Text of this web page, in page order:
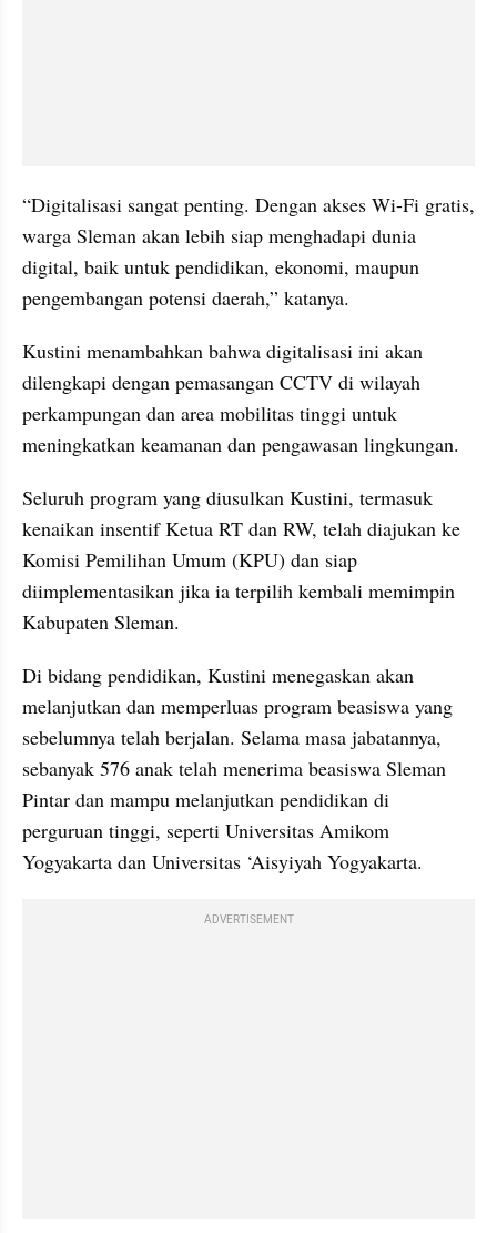
“Digitalisasi sangat penting. Dengan akses Wi-Fi gratis,
warga Sleman akan lebih siap menghadapi dunia
digital, baik untuk pendidikan, ekonomi, maupun
pengembangan potensi daerah,” katanya.
Kustini menambahkan bahwa digitalisasi ini akan
dilengkapi dengan pemasangan CCTV di wilayah
perkampungan dan area mobilitas tinggi untuk
meningkatkan keamanan dan pengawasan lingkungan.
Seluruh program yang diusulkan Kustini, termasuk
kenaikan insentif Ketua RT dan RW, telah diajukan ke
Komisi Pemilihan Umum (KPU) dan siap
diimplementasikan jika ia terpilih kembali memimpin
Kabupaten Sleman.
Di bidang pendidikan, Kustini menegaskan akan
melanjutkan dan memperluas program beasiswa yang
sebelumnya telah berjalan. Selama masa jabatannya,
sebanyak 576 anak telah menerima beasiswa Sleman
Pintar dan mampu melanjutkan pendidikan di
perguruan tinggi, seperti Universitas Amikom
Yogyakarta dan Universitas ‘Aisyiyah Yogyakarta.
ADVERTISEMENT